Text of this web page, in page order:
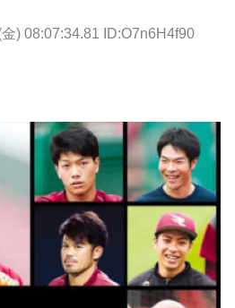
) 08:07:34.81 ID:O7n6H4f90